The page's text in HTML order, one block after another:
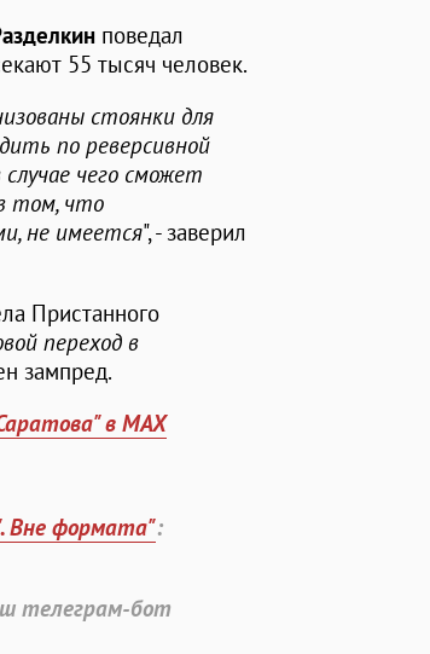
поведал
55 тысяч человек.
стоянки для
по реверсивной
чего сможет
том, что
не имеется", - заверил
Пристанного
переход в
зампред.
в MAX
Вне формата":
телеграм-бот